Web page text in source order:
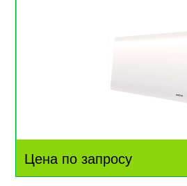
Цена по запросу